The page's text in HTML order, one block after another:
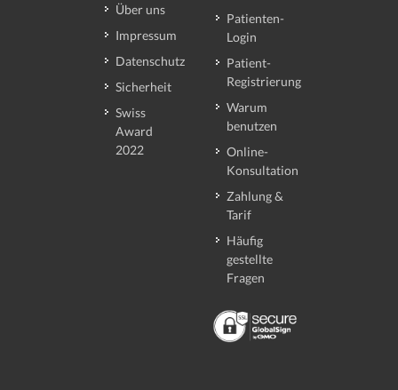
Über uns
Impressum
Datenschutz
Sicherheit
Swiss
Award
2022
Patienten-
Login
Patient-
Registrierung
Warum
benutzen
Online-
Konsultation
Zahlung &
Tarif
Häufig
gestellte
Fragen